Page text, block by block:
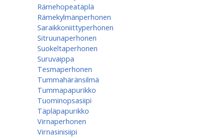
Rämehopeatäplä
Rämekylmänperhonen
Saraikkoniittyperhonen
Sitruunaperhonen
Suokeltaperhonen
Suruvaippa
Tesmaperhonen
Tummahäränsilmä
Tummapapurikko
Tuominopsasiipi
Täpläpapurikko
Virnaperhonen
Virnasinisiipi